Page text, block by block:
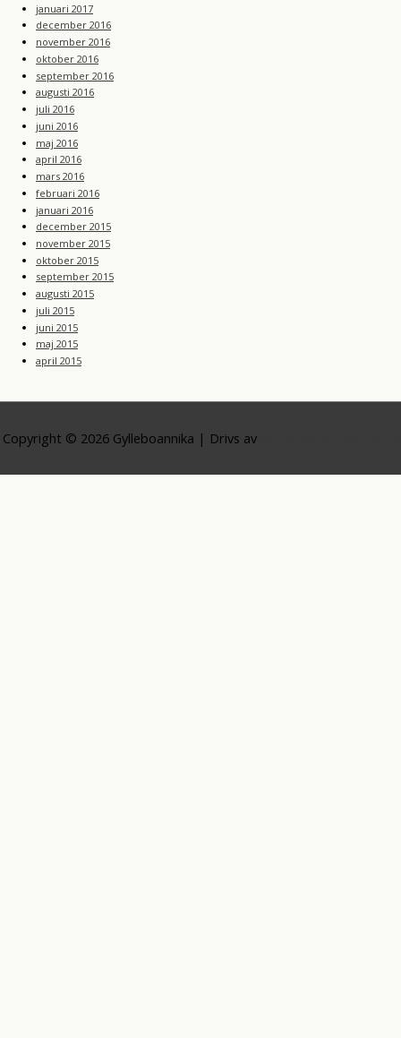
januari 2017
december 2016
november 2016
oktober 2016
september 2016
augusti 2016
juli 2016
juni 2016
maj 2016
april 2016
mars 2016
februari 2016
januari 2016
december 2015
november 2015
oktober 2015
september 2015
augusti 2015
juli 2015
juni 2015
maj 2015
april 2015
Copyright © 2026 Gylleboannika | Drivs av